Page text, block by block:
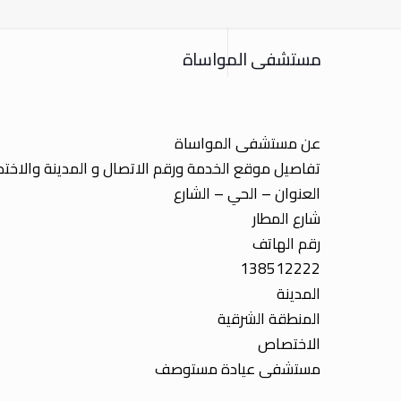
مستشفى المواساة
عن مستشفى المواساة
تفاصيل موقع الخدمة ورقم الاتصال و المدينة
العنوان – الحي – الشارع
شارع المطار
رقم الهاتف
138512222
المدينة
المنطقة الشرقية
الاختصاص
مستشفى عيادة مستوصف